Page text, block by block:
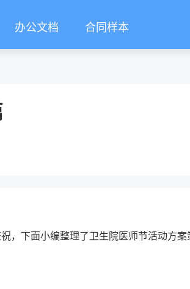
办公文档 合同样本
，下面小编整理了卫生院医师节活动方案